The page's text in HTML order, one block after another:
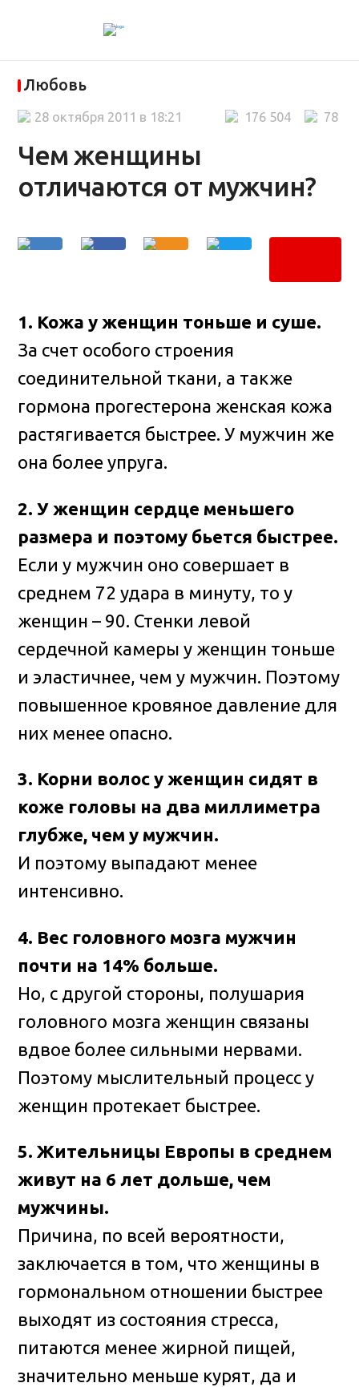
Любовь
Чем женщины
отличаются от мужчин?
78
176 504
28 октября 2011 в 18:21
1. Кожа у женщин тоньше и суше.
За счет особого строения
соединительной ткани, а также
гормона прогестерона женская кожа
растягивается быстрее. У мужчин же
она более упруга.
2. У женщин сердце меньшего
размера и поэтому бьется быстрее.
Если у мужчин оно совершает в
среднем 72 удара в минуту, то у
женщин – 90. Стенки левой
сердечной камеры у женщин тоньше
и эластичнее, чем у мужчин. Поэтому
повышенное кровяное давление для
них менее опасно.
3. Корни волос у женщин сидят в
коже головы на два миллиметра
глубже, чем у мужчин.
И поэтому выпадают менее
интенсивно.
4. Вес головного мозга мужчин
почти на 14% больше.
Но, с другой стороны, полушария
головного мозга женщин связаны
вдвое более сильными нервами.
Поэтому мыслительный процесс у
женщин протекает быстрее.
5. Жительницы Европы в среднем
живут на 6 лет дольше, чем
мужчины.
Причина, по всей вероятности,
заключается в том, что женщины в
гормональном отношении быстрее
выходят из состояния стресса,
питаются менее жирной пищей,
значительно меньше курят, да и